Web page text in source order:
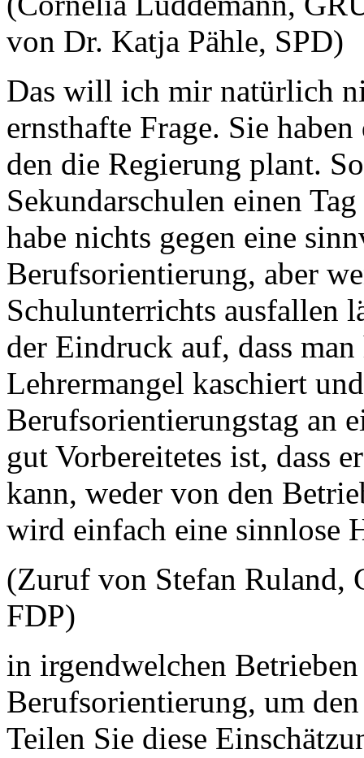
von Dr. Katja Pähle, SPD)
Das will ich mir natürlich
ernsthafte Frage. Sie
den die Regierung plant.
Sekundarschulen einen
habe nichts gegen eine
Berufsorientierung, aber
Schulunterrichts ausfallen
der Eindruck auf, dass
Lehrermangel kaschiert
Berufsorientierungstag an
gut Vorbereitetes ist, dass
kann, weder von den
wird einfach eine sinnlose
(Zuruf von Stefan Ruland,
FDP)
in irgendwelchen
Berufsorientierung, um
Teilen Sie diese